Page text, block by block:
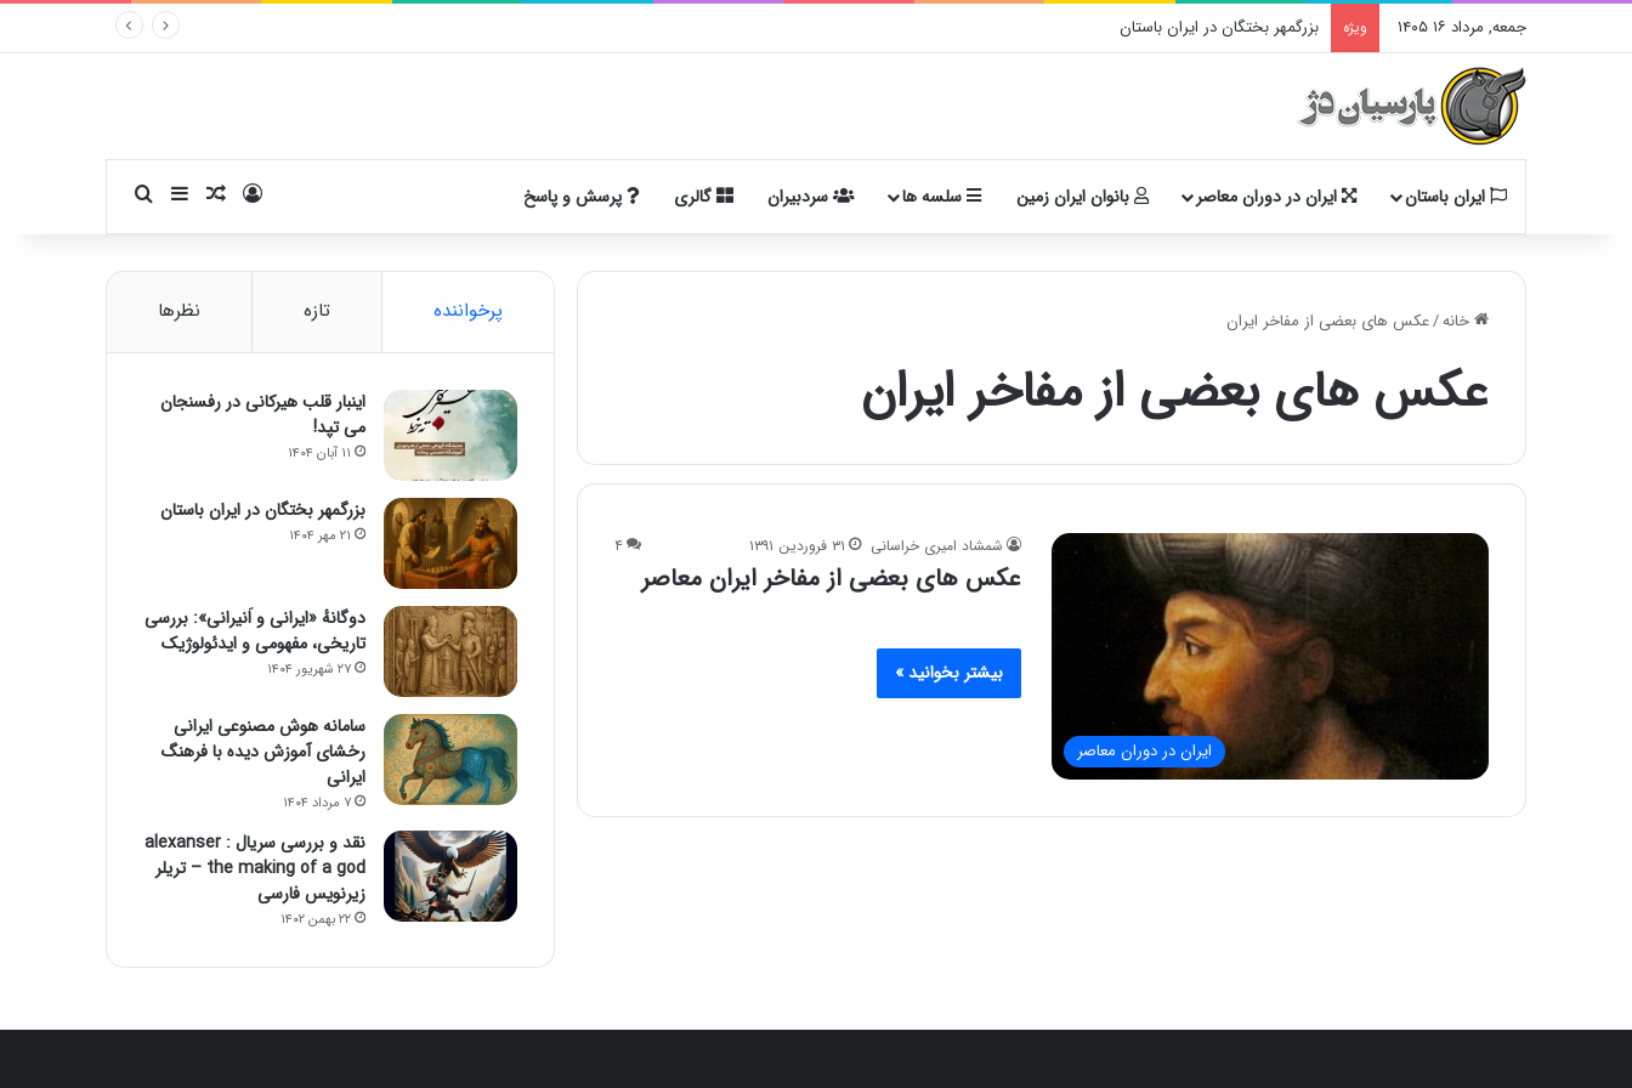
جمعه, مرداد ۱۶ ۱۴۰۵ ویژه بزرگمهر بختگان در ایران باستان
ایران باستان ایران در دوران معاصر بانوان ایران زمین سلسه ها سردبیران گالری پرسش و پاسخ ورودنوشته تصادفی
سایدبارجستجو برای
خانه/عکس های بعضی از مفاخر ایران
عکس های بعضی از مفاخر ایران
ایران در دوران معاصر
شمشاد امیری خراسانی ۳۱ فروردین ۱۳۹۱ ۴
عکس های بعضی از مفاخر ایران معاصر
بیشتر بخوانید »
پرخواننده تازه نظرها
اینبار قلب هیرکانی در رفسنجان
می تپد!
۱۱ آبان ۱۴۰۴
بزرگمهر بختگان در ایران باستان
۲۱ مهر ۱۴۰۴
دوگانهٔ «ایرانی و اَنیرانی»: بررسی
تاریخی، مفهومی و ایدئولوژیک
۲۷ شهریور ۱۴۰۴
سامانه هوش مصنوعی ایرانی
رخشای آموزش دیده با فرهنگ
ایرانی
۷ مرداد ۱۴۰۴
نقد و بررسی سریال alexanser :
the making of a god – تریلر
زیرنویس فارسی
۲۲ بهمن ۱۴۰۲